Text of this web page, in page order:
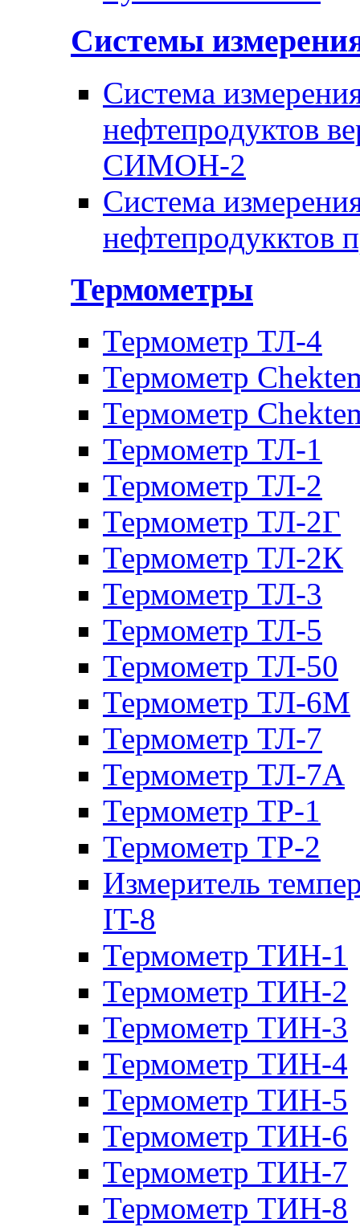
Системы
Система
нефтепродуктов
СИМОН-2
Система
Термометры
Термометр ТЛ-4
Термометр
Термометр
Термометр ТЛ-1
Термометр ТЛ-2
Термометр ТЛ-2Г
Термометр ТЛ-2К
Термометр ТЛ-3
Термометр ТЛ-5
Термометр ТЛ-50
Термометр ТЛ-6М
Термометр ТЛ-7
Термометр ТЛ-7А
Термометр ТР-1
Термометр ТР-2
Измеритель
IT-8
Термометр ТИН-1
Термометр ТИН-2
Термометр ТИН-3
Термометр ТИН-4
Термометр ТИН-5
Термометр ТИН-6
Термометр ТИН-7
Термометр ТИН-8